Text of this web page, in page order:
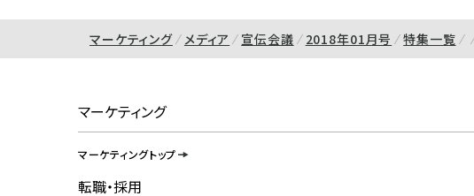
マーケティング メディア 宣伝会議 2018年01月号 特集一覧
マーケティング
マーケティングトップ
転職・採用